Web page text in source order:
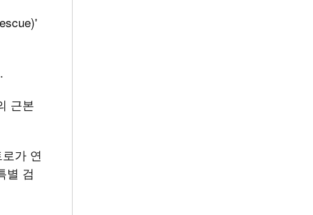
근본
가 연
별 검